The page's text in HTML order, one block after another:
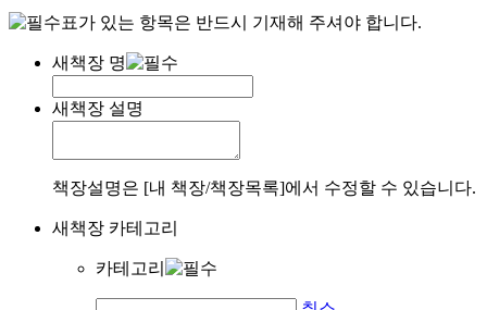
표가 있는 항목은 반드시 기재해 주셔야 합니다.
새책장 명
새책장 설명
책장설명은 [내 책장/책장목록]에서 수정할 수 있습니다.
새책장 카테고리
카테고리